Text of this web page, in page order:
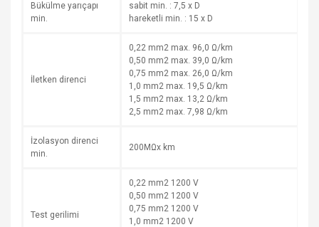
Bükülme yarıçapı
min.
sabit min. : 7,5 x D
hareketli min. : 15 x D
İletken direnci
0,22 mm2 max. 96,0 Ω/km
0,50 mm2 max. 39,0 Ω/km
0,75 mm2 max. 26,0 Ω/km
1,0 mm2 max. 19,5 Ω/km
1,5 mm2 max. 13,2 Ω/km
2,5 mm2 max. 7,98 Ω/km
İzolasyon direnci
min.
200MΩx km
Test gerilimi
0,22 mm2 1200 V
0,50 mm2 1200 V
0,75 mm2 1200 V
1,0 mm2 1200 V